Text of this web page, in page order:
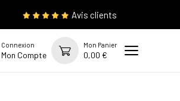
Avis clients
Connexion
Mon Compte
Mon Panier
0,00 €